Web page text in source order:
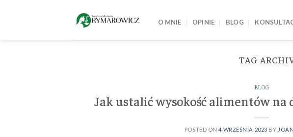
O MNIE OPINIE BLOG
TAG
BLOG
Jak ustalić wysokość alimentów
POSTED ON4 WRZEŚNIA 2023 BY